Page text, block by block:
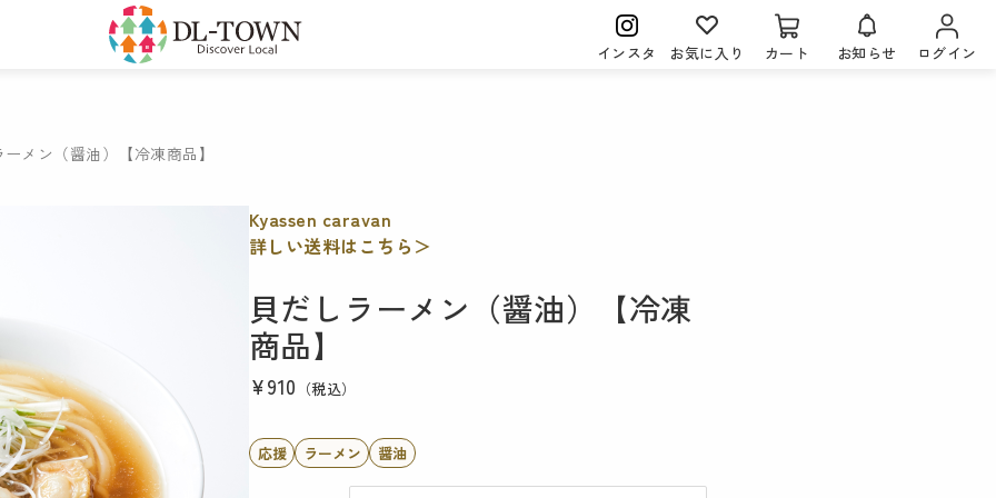
インスタ お気に入り カート お知らせ ログイン
メン（醤油）【冷凍商品】
Kyassen caravan
詳しい送料はこちら＞
貝だしラーメン（醤油）【冷凍
商品】
¥910 （税込）
応援 ラーメン 醤油